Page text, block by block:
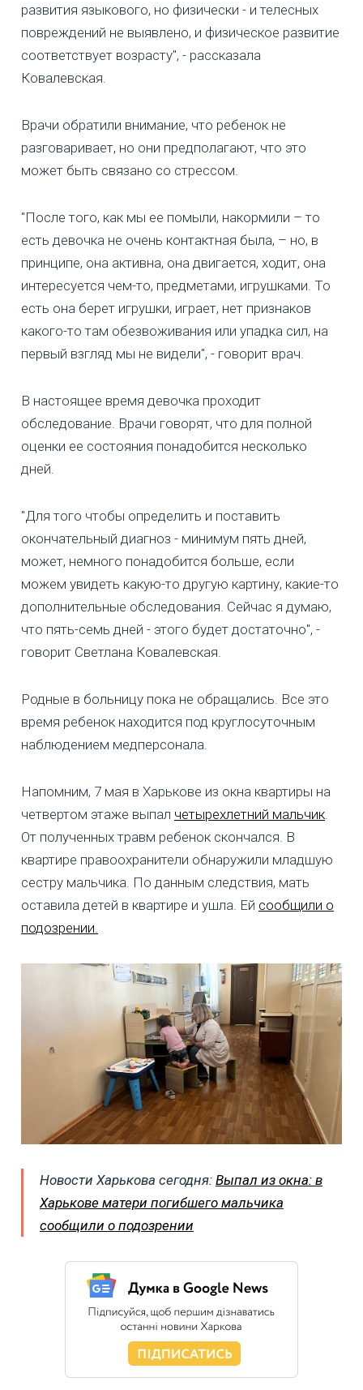
развития языкового, но физически - и телесных
повреждений не выявлено, и физическое развитие
соответствует возрасту", - рассказала
Ковалевская.
Врачи обратили внимание, что ребенок не
разговаривает, но они предполагают, что это
может быть связано со стрессом.
"После того, как мы ее помыли, накормили – то
есть девочка не очень контактная была, – но, в
принципе, она активна, она двигается, ходит, она
интересуется чем-то, предметами, игрушками. То
есть она берет игрушки, играет, нет признаков
какого-то там обезвоживания или упадка сил, на
первый взгляд мы не видели", - говорит врач.
В настоящее время девочка проходит
обследование. Врачи говорят, что для полной
оценки ее состояния понадобится несколько
дней.
"Для того чтобы определить и поставить
окончательный диагноз - минимум пять дней,
может, немного понадобится больше, если
можем увидеть какую-то другую картину, какие-то
дополнительные обследования. Сейчас я думаю,
что пять-семь дней - этого будет достаточно", -
говорит Светлана Ковалевская.
Родные в больницу пока не обращались. Все это
время ребенок находится под круглосуточным
наблюдением медперсонала.
Напомним, 7 мая в Харькове из окна квартиры на
четвертом этаже выпал четырехлетний мальчик
От полученных травм ребенок скончался. В
квартире правоохранители обнаружили младшую
сестру мальчика. По данным следствия, мать
оставила детей в квартире и ушла. Ей сообщили о
подозрении.
Новости Харькова сегодня: Выпал из окна: в
Харькове матери погибшего мальчика
сообщили о подозрении